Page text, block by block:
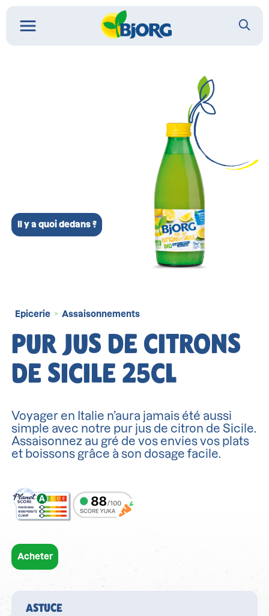
Il y a quoi dedans ?
Epicerie > Assaisonnements
PUR JUS DE CITRONS
DE SICILE 25CL
Voyager en Italie n’aura jamais été aussi
simple avec notre pur jus de citron de Sicile.
Assaisonnez au gré de vos envies vos plats
et boissons grâce à son dosage facile.
Acheter
ASTUCE